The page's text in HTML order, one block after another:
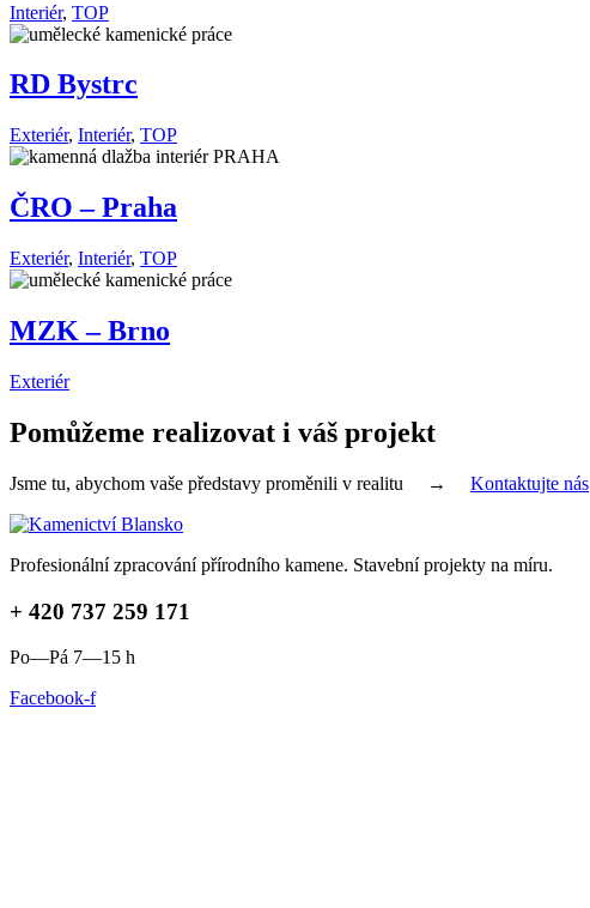
Interiér, TOP
RD Bystrc
Exteriér, Interiér, TOP
ČRO – Praha
Exteriér, Interiér, TOP
MZK – Brno
Exteriér
Pomůžeme realizovat i váš projekt
Jsme tu, abychom vaše představy proměnili v realitu → Kontaktujte nás
Profesionální zpracování přírodního kamene. Stavební projekty na míru.
+ 420 737 259 171
Po—Pá 7—15 h
Facebook-f